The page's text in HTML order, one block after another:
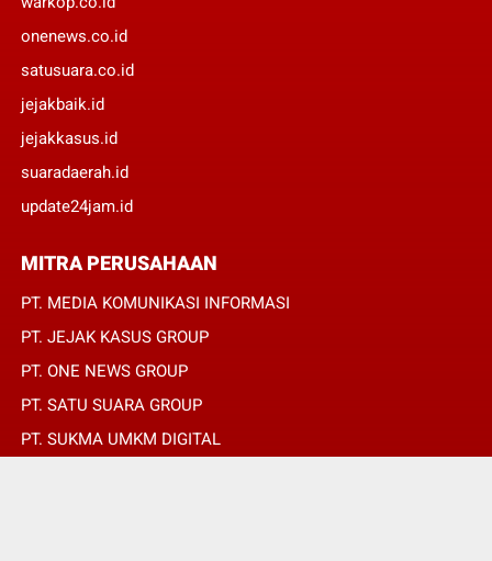
onenews.co.id
satusuara.co.id
jejakbaik.id
jejakkasus.id
suaradaerah.id
update24jam.id
MITRA PERUSAHAAN
PT. MEDIA KOMUNIKASI INFORMASI
PT. JEJAK KASUS GROUP
PT. ONE NEWS GROUP
PT. SATU SUARA GROUP
PT. SUKMA UMKM DIGITAL